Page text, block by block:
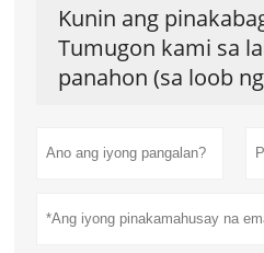
Kunin ang
Tumugon kami sa
panahon (sa loob